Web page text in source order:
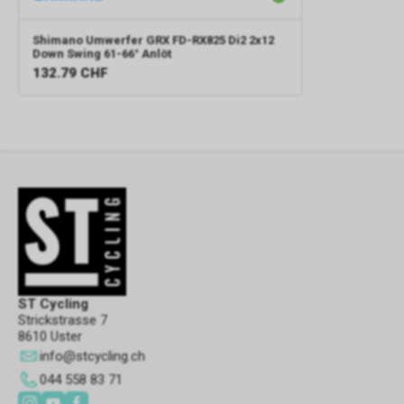
Shimano Umwerfer GRX FD-RX825 Di2 2x12
Down Swing 61-66° Anlöt
132.79 CHF
ST Cycling
Strickstrasse 7
8610 Uster
info@stcycling.ch
044 558 83 71